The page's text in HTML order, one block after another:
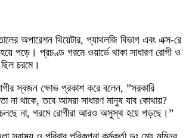
অপারেশন থিয়েটার, প্যাথলজি বিভাগ এবং এক্স-রে
পড়ে। প্রচণ্ড গরমে ওয়ার্ডে থাকা সাধারণ রোগী ও
চরমে।
স্বজন ক্ষোভ প্রকাশ করে বলেন, ​”সরকারি
না থাকে, তবে আমরা সাধারণ মানুষ যাব কোথায়?
চলছে না, গরমে রোগীরা আরও অসুস্থ হয়ে পড়ছে।”